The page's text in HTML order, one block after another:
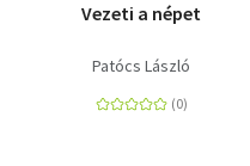
Vezeti a népet
Patócs László